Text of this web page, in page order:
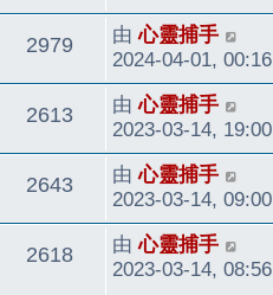
看
發
表
2979
看
最
後
發
表
由心靈捕手
2024-04-01, 00:16
2613觀
看
最
後
發
表
由心靈捕手
2023-03-14, 19:00
2643觀
看
最
後
發
表
由心靈捕手
2023-03-14, 09:00
2618觀
最
後
由心靈捕手
2023-03-14, 08:56